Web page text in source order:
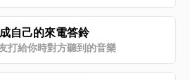
自己的來電答鈴
打給你時對方聽到的音樂